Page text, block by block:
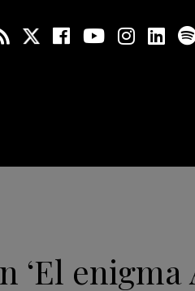
‘El enigma